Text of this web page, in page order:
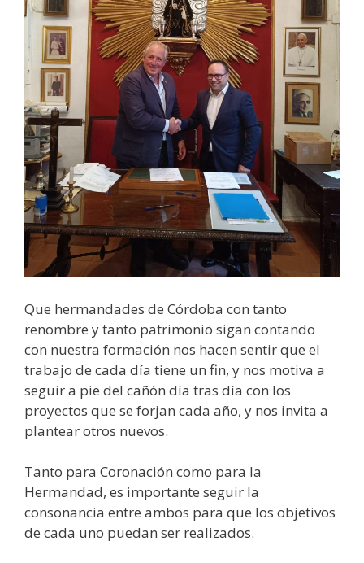
Que hermandades de Córdoba con tanto
renombre y tanto patrimonio sigan contando
con nuestra formación nos hacen sentir que el
trabajo de cada día tiene un fin, y nos motiva a
seguir a pie del cañón día tras día con los
proyectos que se forjan cada año, y nos invita a
plantear otros nuevos.
Tanto para Coronación como para la
Hermandad, es importante seguir la
consonancia entre ambos para que los objetivos
de cada uno puedan ser realizados.